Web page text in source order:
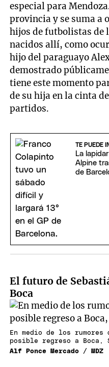
especial para
provincia y se suma a
hijos de futbolistas de
nacidos allí, como
hijo del paraguayo
demostrado
tiene este momento
de su hija en la cinta
partidos.
TE PUEDE
La
Alpine
de
El futuro de
Boca
En medio de los
posible regreso a Boca,
Alf Ponce Mercado / MDZ